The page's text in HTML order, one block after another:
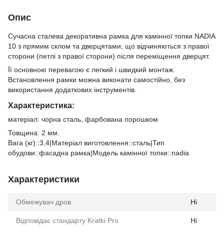
Опис
Сучасна сталева декоративна рамка для камінної топки NADIA
10 з прямим склом та дверцятами, що відчиняються з правої
сторони (петлі з правої сторони) після переміщення дверцят.
Її основною перевагою є легкий і швидкий монтаж.
Встановлення рамки можна виконати самостійно, без
використання додаткових інструментів.
Характеристика:
матеріал: чорна сталь, фарбована порошком
Товщина: 2 мм.
Вага (кг)::3,4|Матеріал виготовлення::сталь|Тип
обудови::фасадна рамка|Модель камінної топки::nadia
Характеристики
Обмежувач дров Ні
Відповідає стандарту Kratki Pro Ні